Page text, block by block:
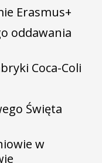
Erasmus+
oddawania
Coca-Coli
Święta
w